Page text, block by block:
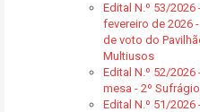
Edital N.º 53/
fevereiro de 2026
de voto do
Multiusos
Edital N.º 52/
mesa - 2º
Edital N.º 51/